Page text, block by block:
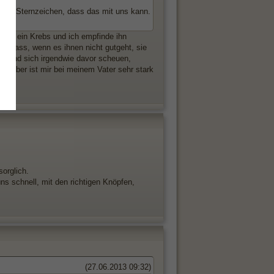
Sternzeichen, dass das mit uns kann.
ist ein Krebs und ich empfinde ihn
dass, wenn es ihnen nicht gutgeht, sie
Und sich irgendwie davor scheuen,
aber ist mir bei meinem Vater sehr stark
schnell, mit den richtigen Knöpfen,
(27.06.2013 09:32)